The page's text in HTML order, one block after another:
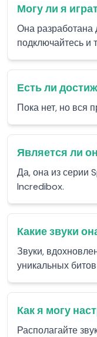
Могу ли я
Она разработана
подключайтесь и
Есть ли
Пока нет, но вся
Является ли
Да, она из серии
Incredibox.
Какие звуки
Звуки,
уникальных
Как я могу
Располагайте